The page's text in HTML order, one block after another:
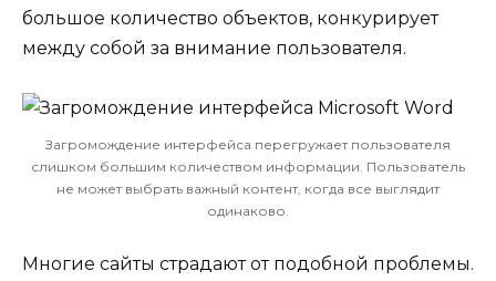
большое количество объектов, конкурирует
между собой за внимание пользователя.
Загромождение интерфейса перегружает пользователя
слишком большим количеством информации. Пользователь
не может выбрать важный контент, когда все выглядит
одинаково.
Многие сайты страдают от подобной проблемы.